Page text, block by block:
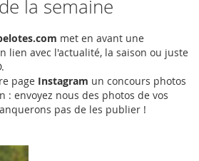
la semaine
met en avant une
lien avec l'actualité, la saison ou juste
page Instagram un concours photos
: envoyez nous des photos de vos
pas de les publier !